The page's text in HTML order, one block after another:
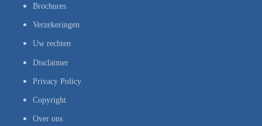
Brochures
Verzekeringen
Uw rechten
Disclaimer
Privacy Policy
Copyright
Over ons